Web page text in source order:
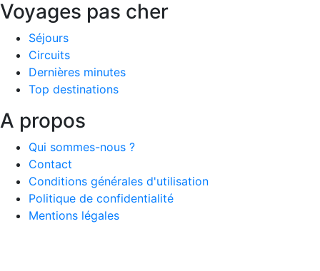
Voyages pas cher
Séjours
Circuits
Dernières minutes
Top destinations
A propos
Qui sommes-nous ?
Contact
Conditions générales d'utilisation
Politique de confidentialité
Mentions légales